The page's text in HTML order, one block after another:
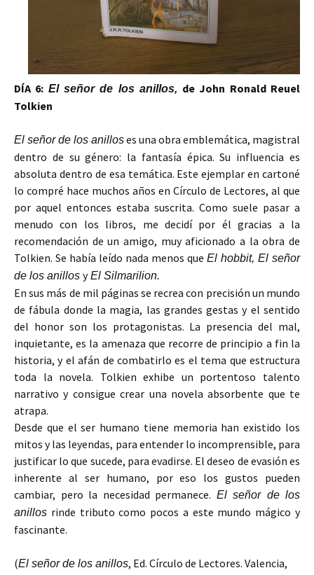
DÍA 6: El señor de los anillos, de John Ronald Reuel
Tolkien
El señor de los anilloses una obra emblemática, magistral
dentro de su género: la fantasía épica. Su influencia es
absoluta dentro de esa temática. Este ejemplar en cartoné
lo compré hace muchos años en Círculo de Lectores, al que
por aquel entonces estaba suscrita. Como suele pasar a
menudo con los libros, me decidí por él gracias a la
recomendación de un amigo, muy aficionado a la obra de
Tolkien. Se había leído nada menos que El hobbit, El señor
de los anillos yEl Silmarilion.
En sus más de mil páginas se recrea con precisión un mundo
de fábula donde la magia, las grandes gestas y el sentido
del honor son los protagonistas. La presencia del mal,
inquietante, es la amenaza que recorre de principio a fin la
historia, y el afán de combatirlo es el tema que estructura
toda la novela. Tolkien exhibe un portentoso talento
narrativo y consigue crear una novela absorbente que te
atrapa.
Desde que el ser humano tiene memoria han existido los
mitos y las leyendas, para entender lo incomprensible, para
justificar lo que sucede, para evadirse. El deseo de evasión es
inherente al ser humano, por eso los gustos pueden
cambiar, pero la necesidad permanece. El señor de los
anillos rinde tributo como pocos a este mundo mágico y
fascinante.
(El señor de los anillos, Ed. Círculo de Lectores. Valencia,